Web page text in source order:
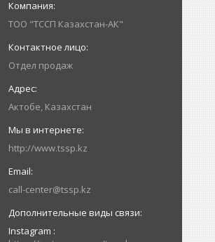
ТОО "ТССП Казахстан-АК"
Отдел продаж
Актобе, Казахстан
http://www.tssp.kz
call-center@tssp.kz
Instagram